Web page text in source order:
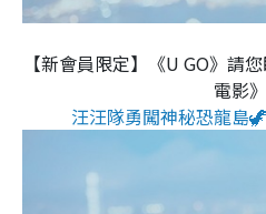
【新會員限定】《U GO》請
電影
汪汪隊勇闖神秘恐龍島